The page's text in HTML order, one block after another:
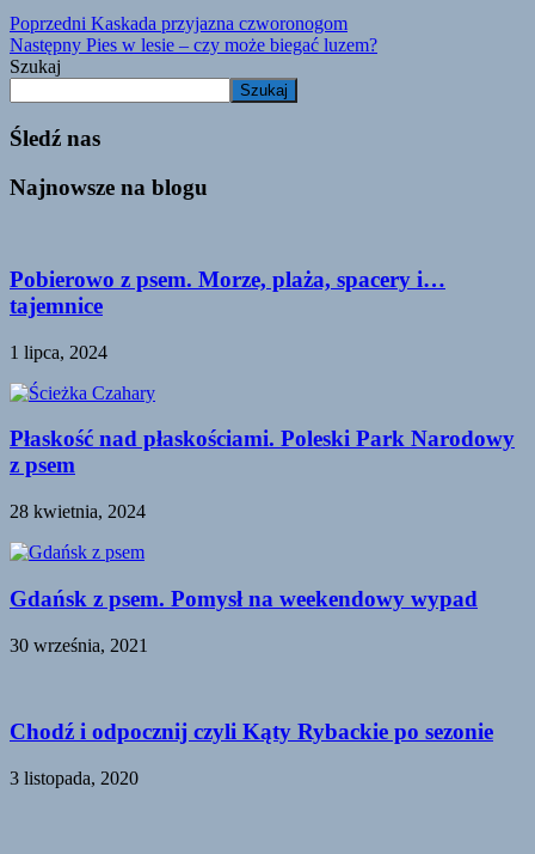
Poprzedni Kaskada przyjazna czworonogom
Następny Pies w lesie – czy może biegać luzem?
Szukaj
Szukaj
Śledź nas
Najnowsze na blogu
Pobierowo z psem. Morze, plaża, spacery i…
tajemnice
1 lipca, 2024
Płaskość nad płaskościami. Poleski Park Narodowy
z psem
28 kwietnia, 2024
Gdańsk z psem. Pomysł na weekendowy wypad
30 września, 2021
Chodź i odpocznij czyli Kąty Rybackie po sezonie
3 listopada, 2020